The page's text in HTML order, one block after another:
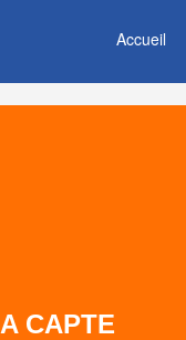
Accueil
CAPTE